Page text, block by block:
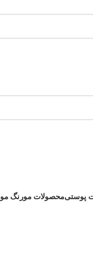
پوستیمحصولات مورنگ مو